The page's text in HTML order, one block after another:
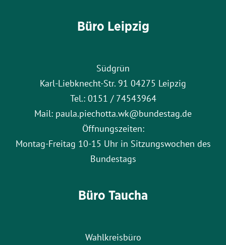
Büro Leipzig
Südgrün
Karl-Liebknecht-Str. 91 04275 Leipzig
Tel.: 0151 / 74543964
Mail: paula.piechotta.wk@bundestag.de
Öffnungszeiten:
Montag-Freitag 10-15 Uhr in Sitzungswochen des
Bundestags
Büro Taucha
Wahlkreisbüro